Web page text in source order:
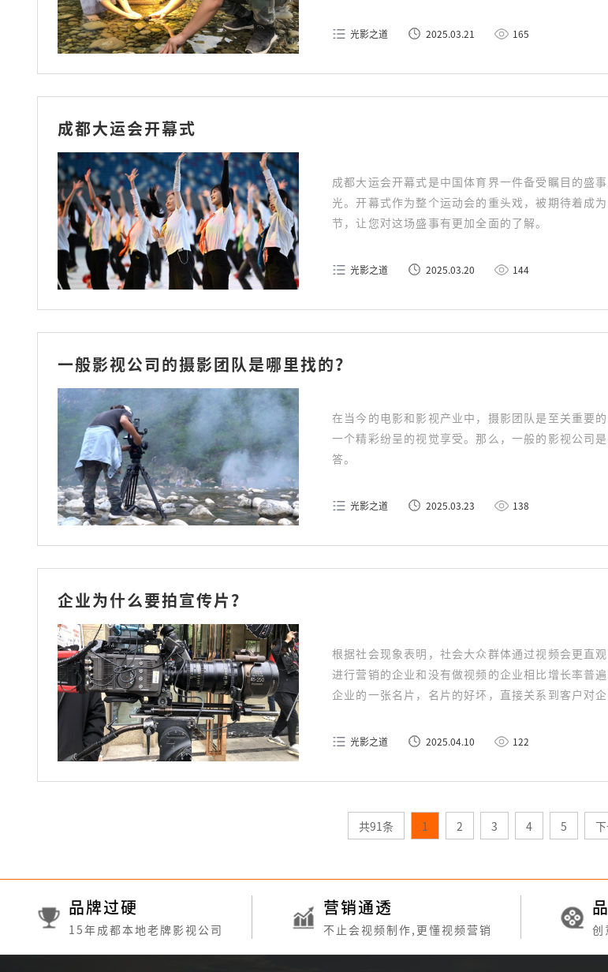
光影之道 2025.03.21 165
成都大运会开幕式
成都大运会开幕式是中国体育界一件备受瞩目的盛
光。开幕式作为整个运动会的重头戏，被期待着成
节，让您对这场盛事有更加全面的了解。
光影之道 2025.03.20 144
一般影视公司的摄影团队是哪里找的？
在当今的电影和影视产业中，摄影团队是至关重要
一个精彩纷呈的视觉享受。那么，一般的影视公司
答。
光影之道 2025.03.23 138
企业为什么要拍宣传片？
根据社会现象表明，社会大众群体通过视频会更直
进行营销的企业和没有做视频的企业相比增长率普
企业的一张名片，名片的好坏，直接关系到客户对
光影之道 2025.04.10 122
共91条 1 2 3 4 5
品牌过硬
15年成都本地老牌影视公司
营销通透
不止会视频制作,更懂视频营销 创